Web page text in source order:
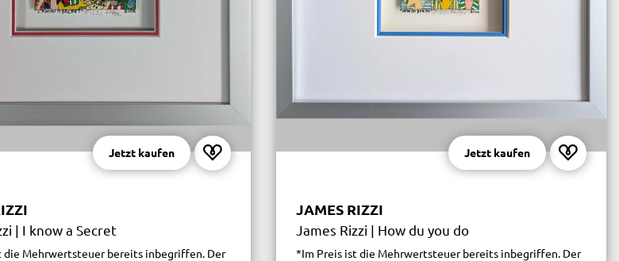
Jetzt kaufen
| I know a Secret
die Mehrwertsteuer bereits inbegriffen. Der
Jetzt kaufen
JAMES RIZZI
James Rizzi | How du you do
*Im Preis ist die Mehrwertsteuer bereits inbegriffen. Der